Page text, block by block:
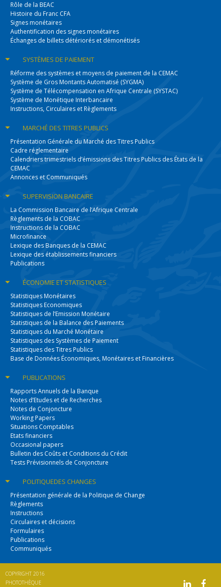
Rôle de la BEAC
Histoire du Franc CFA
Signes monétaires
Authentification des signes monétaires
Échanges de billets détériorés et démonétisés
SYSTÈMESDE PAIEMENT
Réforme des systèmes et moyens de paiement de la CEMAC
Système de Gros Montants Automatisé (SYGMA)
Système de Télécompensation en Afrique Centrale (SYSTAC)
Système de Monétique Interbancaire
Instructions, Circulaires et Règlements
MARCHÉ DESTITRES PUBLICS
Présentation Générale du Marché des Titres Publics
Cadre réglementaire
Calendriers trimestriels d’émissions des Titres Publics des États de la
CEMAC
Annonces et Communiqués
SUPERVISIONBANCAIRE
La Commission Bancaire de l’Afrique Centrale
Règlements de la COBAC
Instructions de la COBAC
Microfinance
Lexique des Banques de la CEMAC
Lexique des établissements financiers
Publications
ÉCONOMIEET STATISTIQUES
Statistiques Monétaires
Statistiques Economiques
Statistiques de l’Emission Monétaire
Statistiques de la Balance des Paiements
Statistiques du Marché Monétaire
Statistiques des Systèmes de Paiement
Statistiques des Titres Publics
Base de Données Économiques, Monétaires et Financières
PUBLICATIONS
Rapports Annuels de la Banque
Notes d’Etudes et de Recherches
Notes de Conjoncture
Working Papers
Situations Comptables
Etats financiers
Occasional papers
Bulletin des Coûts et Conditions du Crédit
Tests Prévisionnels de Conjoncture
POLITIQUEDES CHANGES
Présentation générale de la Politique de Change
Règlements
Instructions
Circulaires et décisions
Formulaires
Publications
Communiqués
COPYRIGHT 2016
PHOTOTHÈQUE